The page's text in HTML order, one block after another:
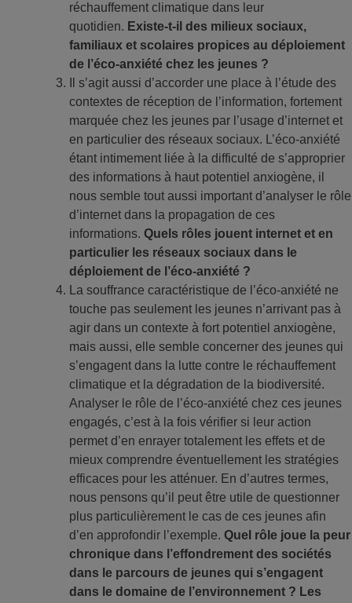
réchauffement climatique dans leur
quotidien. Existe-t-il des milieux sociaux,
familiaux et scolaires propices au déploiement
de l’éco-anxiété chez les jeunes ?
Il s’agit aussi d’accorder une place à l’étude des
contextes de réception de l’information, fortement
marquée chez les jeunes par l’usage d’internet et
en particulier des réseaux sociaux. L’éco-anxiété
étant intimement liée à la difficulté de s’approprier
des informations à haut potentiel anxiogène, il
nous semble tout aussi important d’analyser le rôle
d’internet dans la propagation de ces
informations. Quels rôles jouent internet et en
particulier les réseaux sociaux dans le
déploiement de l’éco-anxiété ?
La souffrance caractéristique de l’éco-anxiété ne
touche pas seulement les jeunes n’arrivant pas à
agir dans un contexte à fort potentiel anxiogène,
mais aussi, elle semble concerner des jeunes qui
s’engagent dans la lutte contre le réchauffement
climatique et la dégradation de la biodiversité.
Analyser le rôle de l’éco-anxiété chez ces jeunes
engagés, c’est à la fois vérifier si leur action
permet d’en enrayer totalement les effets et de
mieux comprendre éventuellement les stratégies
efficaces pour les atténuer. En d’autres termes,
nous pensons qu’il peut être utile de questionner
plus particulièrement le cas de ces jeunes afin
d’en approfondir l’exemple. Quel rôle joue la peur
chronique dans l’effondrement des sociétés
dans le parcours de jeunes qui s’engagent
dans le domaine de l’environnement ? Les